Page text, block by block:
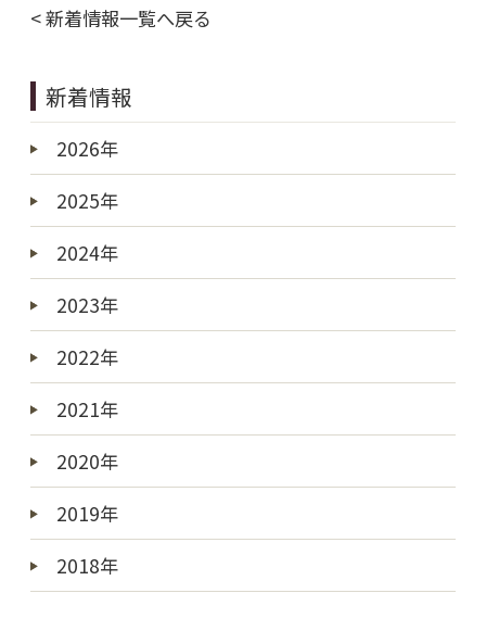
< 新着情報一覧へ戻る
新着情報
2026年
2025年
2024年
2023年
2022年
2021年
2020年
2019年
2018年